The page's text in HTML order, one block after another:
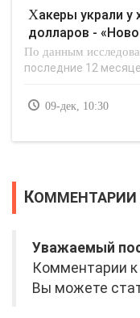
Хакеры украли у хакеров более 2,5 млн
долларов -
По данным
последние 12
09-дек, 10:30
КОММЕНТАРИИ
Уважаемый
Комментарии к
Вы можете